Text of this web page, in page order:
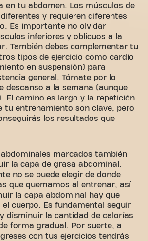
en tu abdomen. Los músculos de
y requieren diferentes
Es importante no olvidar
inferiores y oblicuos a la
También debes complementar tu
tipos de ejercicio como cardio
en suspensión) para
general. Tómate por lo
descanso a la semana (aunque
El camino es largo y la repetición
tu entrenamiento son clave, pero
los resultados que
marcados también
la capa de grasa abdominal.
no se puede elegir de donde
que quemamos al entrenar, así
la capa abdominal hay que
el cuerpo. Es fundamental seguir
disminuir la cantidad de calorías
forma gradual. Por suerte, a
con tus ejercicios tendrás